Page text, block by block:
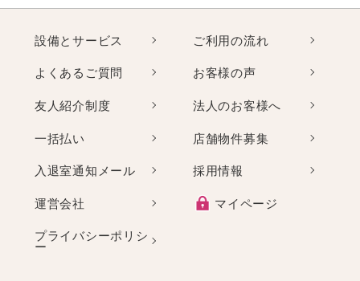
設備とサービス
よくあるご質問
友人紹介制度
一括払い
入退室通知メール
運営会社
プライバシーポリシ
ー
ご利用の流れ
お客様の声
法人のお客様へ
店舗物件募集
採用情報
マイページ